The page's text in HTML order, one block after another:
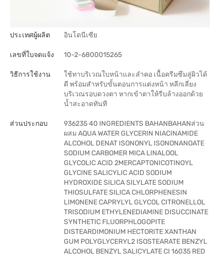
ประเทศผู้ผลิต อินโดนีเซีย
เลขที่ใบจดแจ้ง 10-2-6800015265
วิธีการใช้งาน
ใช้ทาบริเวณใบหน้าและลำคอ เนื้อครีมซึมสู่ผิวได้
ดี พร้อมสำหรับขั้นตอนการแต่งหน้า หลีกเลี่ยง
บริเวณรอบดวงตา หากเข้าตาให้รีบล้างออกด้วย
น้ำสะอาดทันที
ส่วนประกอบ
936235 40 INGREDIENTS BAHANBAHANส่วน
ผสม AQUA WATER GLYCERIN NIACINAMIDE
ALCOHOL DENAT ISONONYL ISONONANOATE
SODIUM CARBOMER MICA LINALOOL
GLYCOLIC ACID 2MERCAPTONICOTINOYL
GLYCINE SALICYLIC ACID SODIUM
HYDROXIDE SILICA SILYLATE SODIUM
THIOSULFATE SILICA CHLORPHENESIN
LIMONENE CAPRYLYL GLYCOL CITRONELLOL
TRISODIUM ETHYLENEDIAMINE DISUCCINATE
SYNTHETIC FLUORPHLOGOPITE
DISTEARDIMONIUM HECTORITE XANTHAN
GUM POLYGLYCERYL2 ISOSTEARATE BENZYL
ALCOHOL BENZYL SALICYLATE CI 16035 RED